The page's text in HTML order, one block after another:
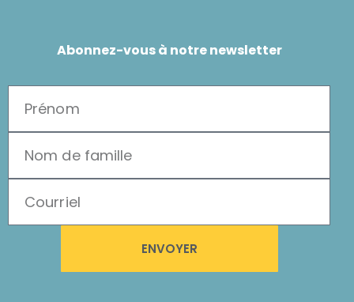
Abonnez-vous à notre newsletter
ENVOYER